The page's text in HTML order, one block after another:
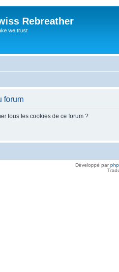
Rebreather
we trust
forum
tous les cookies de ce forum ?
Développé par